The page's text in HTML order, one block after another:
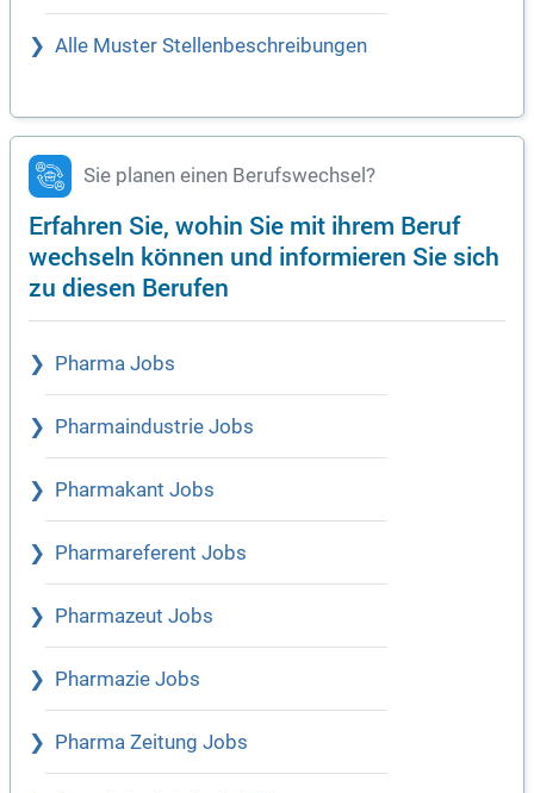
Alle Muster Stellenbeschreibungen
Sie planen einen Berufswechsel?
Erfahren Sie, wohin Sie mit ihrem Beruf
wechseln können und informieren Sie sich
zu diesen Berufen
Pharma Jobs
Pharmaindustrie Jobs
Pharmakant Jobs
Pharmareferent Jobs
Pharmazeut Jobs
Pharmazie Jobs
Pharma Zeitung Jobs